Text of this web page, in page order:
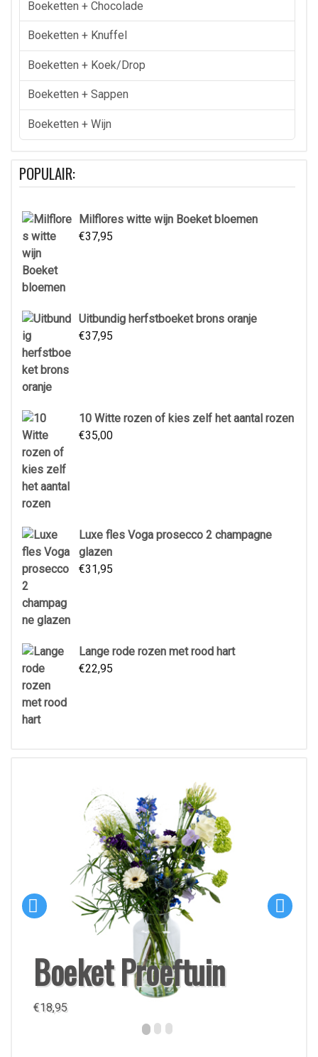
Boeketten + Chocolade
Boeketten + Knuffel
Boeketten + Koek/drop
Boeketten + Sappen
Boeketten + Wijn
POPULAIR:
Milflores witte wijn Boeket bloemen
€37,95
Uitbundig herfstboeket brons oranje
€37,95
10 Witte rozen of kies zelf het aantal rozen
€35,00
Luxe fles Voga prosecco 2 champagne
glazen
€31,95
Lange rode rozen met rood hart
€22,95
Boeket Proeftuin
€18,95